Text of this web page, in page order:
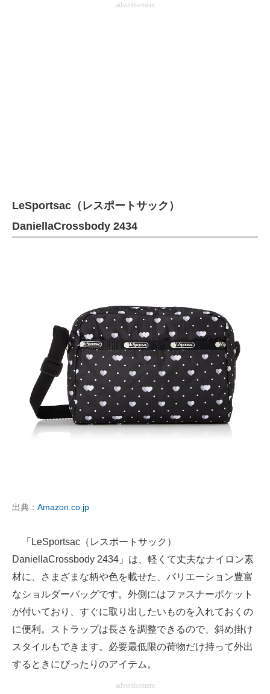
advertisement
LeSportsac（レスポートサック）
DaniellaCrossbody 2434
出典： Amazon.co.jp
「LeSportsac（レスポートサック）
DaniellaCrossbody 2434」は、軽くて丈夫なナイロン素
材に、さまざまな柄や色を載せた、バリエーション豊富
なショルダーバッグです。外側にはファスナーポケット
が付いており、すぐに取り出したいものを入れておくの
に便利。ストラップは長さを調整できるので、斜め掛け
スタイルもできます。必要最低限の荷物だけ持って外出
するときにぴったりのアイテム。
advertisement